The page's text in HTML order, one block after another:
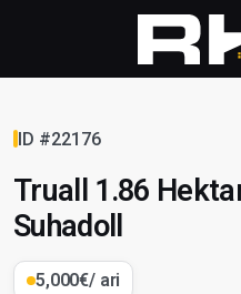
ID #22176
Truall 1.86
Suhadoll
5,000€/ ari